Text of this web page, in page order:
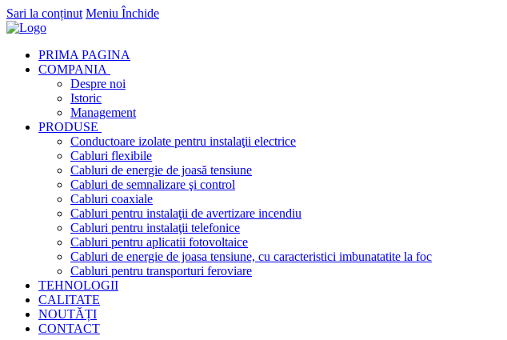
Sari la conținut Meniu Închide
PRIMA PAGINA
COMPANIA
Despre noi
Istoric
Management
PRODUSE
Conductoare izolate pentru instalaţii electrice
Cabluri flexibile
Cabluri de energie de joasă tensiune
Cabluri de semnalizare şi control
Cabluri coaxiale
Cabluri pentru instalaţii de avertizare incendiu
Cabluri pentru instalaţii telefonice
Cabluri pentru aplicatii fotovoltaice
Cabluri de energie de joasa tensiune, cu caracteristici imbunatatite la foc
Cabluri pentru transporturi feroviare
TEHNOLOGII
CALITATE
NOUTĂȚI
CONTACT